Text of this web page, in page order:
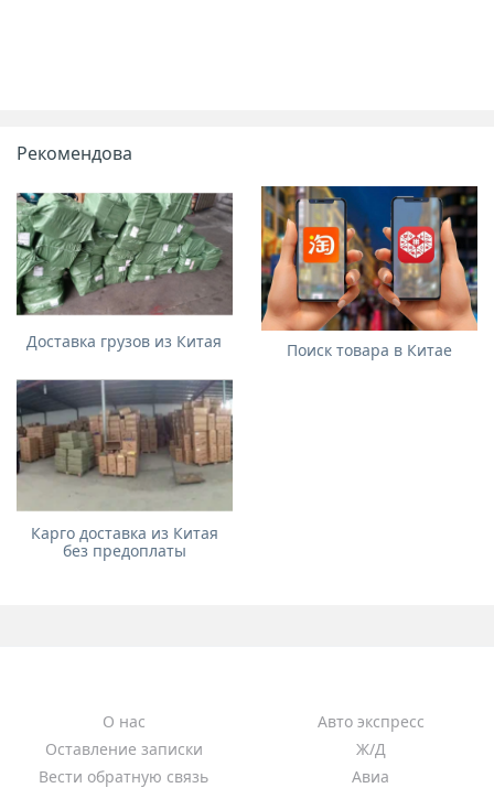
Рекомендова
Доставка грузов из Китая Поиск товара в Китае
Карго доставка из Китая
без предоплаты
О нас
Оставление записки
Вести обратную связь
Авто экспресс
Ж/Д
Авиа